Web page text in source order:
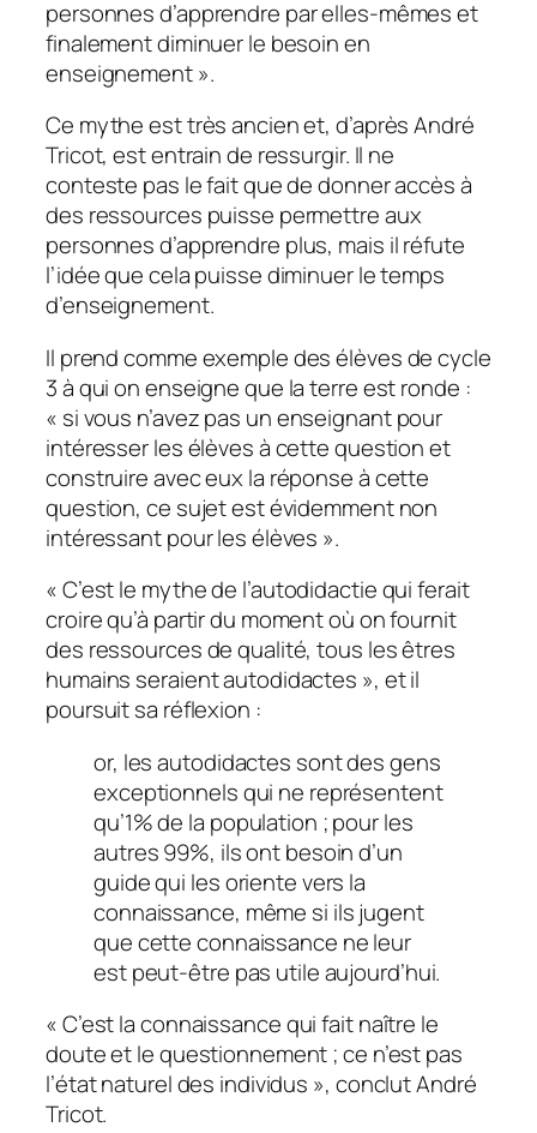
personnes d’apprendre par elles-mêmes et
finalement diminuer le besoin en
enseignement».
Ce mythe est très ancien et, d’après André
Tricot, est entrain de ressurgir. Il ne
conteste pas le fait que de donner accès à
des ressources puisse permettre aux
personnes d’apprendre plus, mais il réfute
l’idée que cela puisse diminuer le temps
d’enseignement.
Il prend comme exemple des élèves de cycle
3 à qui on enseigne que la terre est ronde :
« si vous n’avez pas un enseignant pour
intéresser les élèves à cette question et
construire avec eux la réponse à cette
question, ce sujet est évidemment non
intéressant pour les élèves ».
«C’est le mythe de l’autodidactie qui ferait
croire qu’à partir du moment où on fournit
des ressources de qualité, tous les êtres
humains seraient autodidactes », et il
poursuit sa réflexion :
or, les autodidactes sont des gens
exceptionnels qui ne représentent
qu’1% de la population ; pour les
autres 99%, ils ont besoin d’un
guide qui les oriente vers la
connaissance, même si ils jugent
que cette connaissance ne leur
est peut-être pas utile aujourd’hui.
«C’est la connaissance qui fait naître le
doute et le questionnement ; ce n’est pas
l’état naturel des individus », conclut André
Tricot.